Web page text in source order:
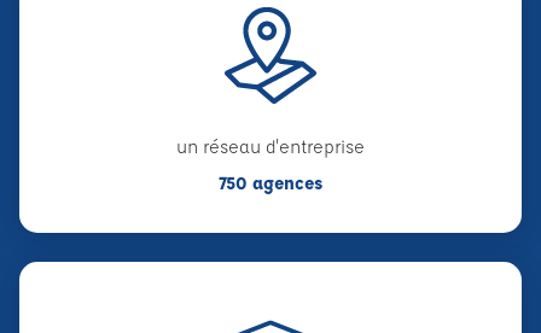
un réseau d'entreprise
750 agences